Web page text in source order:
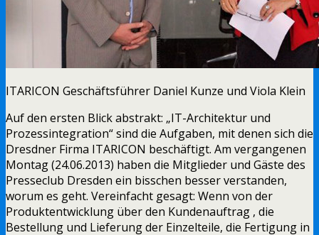
ITARICON Geschäftsführer Daniel Kunze und Viola Klein
Auf den ersten Blick abstrakt: „IT-Architektur und
Prozessintegration“ sind die Aufgaben, mit denen sich die
Dresdner Firma ITARICON beschäftigt. Am vergangenen
Montag (24.06.2013) haben die Mitglieder und Gäste des
Presseclub Dresden ein bisschen besser verstanden,
worum es geht. Vereinfacht gesagt: Wenn von der
Produktentwicklung über den Kundenauftrag , die
Bestellung und Lieferung der Einzelteile, die Fertigung in